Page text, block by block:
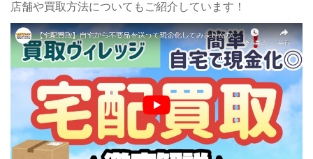
店舗や買取方法についてもご紹介しています！